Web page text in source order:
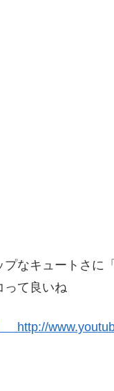
プなキュートさ
って良いね
http://